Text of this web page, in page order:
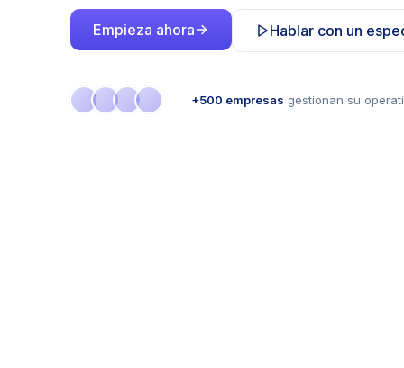
Empieza ahora Hablar con un
+500 empresas gestionan su